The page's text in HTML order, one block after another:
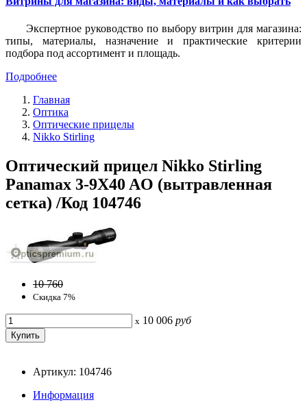
Экспертное руководство по выбору витрин для магазина:
типы, материалы, назначение и практические критерии
подбора под ассортимент и площадь.
Подробнее
Главная
Оптика
Оптические прицелы
Nikko Stirling
Оптический прицел Nikko Stirling
Panamax 3-9X40 AO (вытравленная
сетка) /Код 104746
10 760
Скидка 7%
x 10 006 руб
Артикул: 104746
Информация